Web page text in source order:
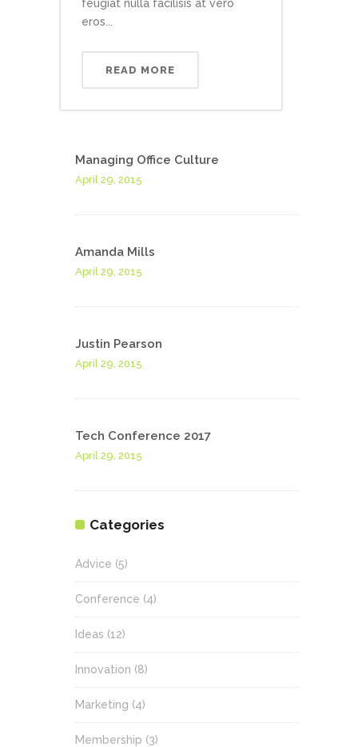
feugiat nulla facilisis at vero
eros...
READ MORE
Managing Office Culture
April 29, 2015
Amanda Mills
April 29, 2015
Justin Pearson
April 29, 2015
Tech Conference 2017
April 29, 2015
Categories
Advice (5)
Conference (4)
Ideas (12)
Innovation (8)
Marketing (4)
Membership (3)